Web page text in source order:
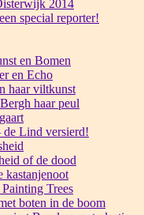
2014
special reporter!
en Bomen
en Echo
haar viltkunst
haar peul
Lind versierd!
of de dood
kastanjenoot
Trees
boten in de boom